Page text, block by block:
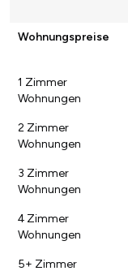
Wohnungspreise
1 Zimmer
Wohnungen
2 Zimmer
Wohnungen
3 Zimmer
Wohnungen
4 Zimmer
Wohnungen
5+ Zimmer